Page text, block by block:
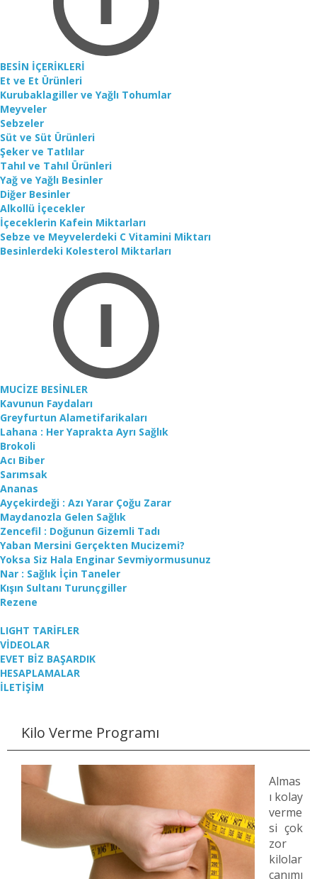
BESİN İÇERİKLERİ
Et ve Et Ürünleri
Kurubaklagiller ve Yağlı Tohumlar
Meyveler
Sebzeler
Süt ve Süt Ürünleri
Şeker ve Tatlılar
Tahıl ve Tahıl Ürünleri
Yağ ve Yağlı Besinler
Diğer Besinler
Alkollü İçecekler
İçeceklerin Kafein Miktarları
Sebze ve Meyvelerdeki C Vitamini Miktarı
Besinlerdeki Kolesterol Miktarları
MUCİZE BESİNLER
Kavunun Faydaları
Greyfurtun Alametifarikaları
Lahana : Her Yaprakta Ayrı Sağlık
Brokoli
Acı Biber
Sarımsak
Ananas
Ayçekirdeği : Azı Yarar Çoğu Zarar
Maydanozla Gelen Sağlık
Zencefil : Doğunun Gizemli Tadı
Yaban Mersini Gerçekten Mucizemi?
Yoksa Siz Hala Enginar Sevmiyormusunuz
Nar : Sağlık İçin Taneler
Kışın Sultanı Turunçgiller
Rezene
LIGHT TARİFLER
VİDEOLAR
EVET BİZ BAŞARDIK
HESAPLAMALAR
İLETİŞİM
Kilo Verme Programı
Almas
ı kolay
verme
si çok
zor
kilolar
canımı